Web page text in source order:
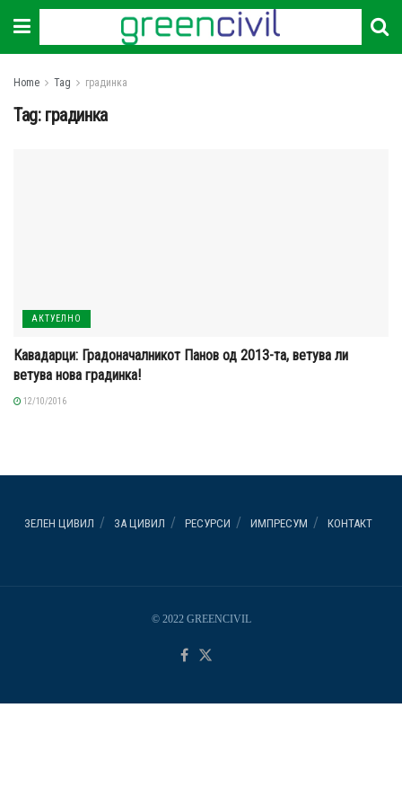
Home Tag градинка
Tag: градинка
АКТУЕЛНО
Кавадарци: Градоначалникот Панов од 2013-та, ветува ли
ветува нова градинка!
12/10/2016
ЗЕЛЕН ЦИВИЛ ЗА ЦИВИЛ РЕСУРСИ ИМПРЕСУМ КОНТАКТ
© 2022 GREENCIVIL